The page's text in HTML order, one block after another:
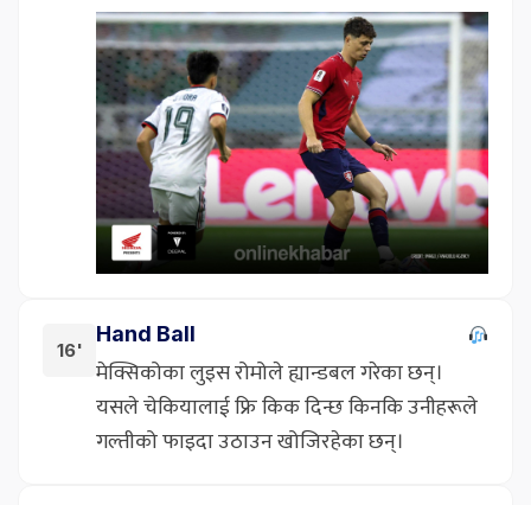
16'
Hand Ball
मेक्सिकोका लुइस रोमोले ह्यान्डबल गरेका छन्।
यसले चेकियालाई फ्रि किक दिन्छ किनकि उनीहरूले
गल्तीको फाइदा उठाउन खोजिरहेका छन्।